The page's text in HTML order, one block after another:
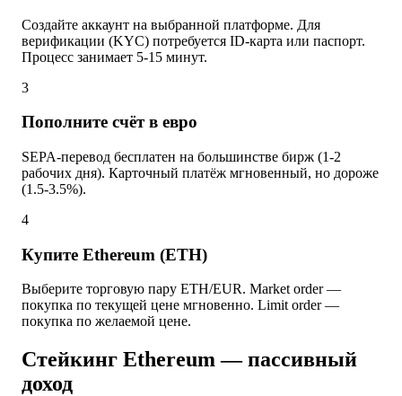
Создайте аккаунт на выбранной платформе. Для
верификации (KYC) потребуется ID-карта или паспорт.
Процесс занимает 5-15 минут.
3
Пополните счёт в евро
SEPA-перевод бесплатен на большинстве бирж (1-2
рабочих дня). Карточный платёж мгновенный, но дороже
(1.5-3.5%).
4
Купите Ethereum (ETH)
Выберите торговую пару ETH/EUR. Market order —
покупка по текущей цене мгновенно. Limit order —
покупка по желаемой цене.
Стейкинг Ethereum — пассивный
доход